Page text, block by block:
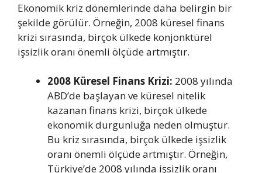
Ekonomik kriz dönemlerinde daha belirgin bir
şekilde görülür. Örneğin, 2008 küresel finans
krizi sırasında, birçok ülkede konjonktürel
işsizlik oranı önemli ölçüde artmıştır.
2008 Küresel Finans Krizi: 2008 yılında
ABD’de başlayan ve küresel nitelik
kazanan finans krizi, birçok ülkede
ekonomik durgunluğa neden olmuştur.
Bu kriz sırasında, birçok ülkede işsizlik
oranı önemli ölçüde artmıştır. Örneğin,
Türkiye’de 2008 yılında işsizlik oranı